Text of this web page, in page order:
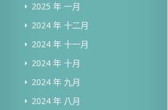
2025 年 一月
2024 年 十二月
2024 年 十一月
2024 年 十月
2024 年 九月
2024 年 八月